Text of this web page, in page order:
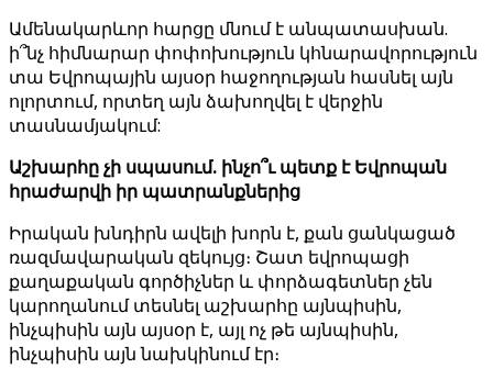
Ամենակարևոր հարցը մնում է անպատասխան.
ի՞նչ հիմնարար փոփոխություն կհնարավորություն
տա Եվրոպային այսօր հաջողության հասնել այն
ոլորտում, որտեղ այն ձախողվել է վերջին
տասնամյակում:
Աշխարհը չի սպասում. ինչո՞ւ պետք է Եվրոպան
հրաժարվի իր պատրանքներից
Իրական խնդիրն ավելի խորն է, քան ցանկացած
ռազմավարական զեկույց։ Շատ եվրոպացի
քաղաքական գործիչներ և փորձագետներ չեն
կարողանում տեսնել աշխարհը այնպիսին,
ինչպիսին այն այսօր է, այլ ոչ թե այնպիսին,
ինչպիսին այն նախկինում էր։